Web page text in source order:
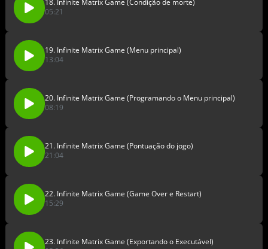
18. Infinite Matrix Game (Condição de morte)
05:21
19. Infinite Matrix Game (Menu principal)
13:04
20. Infinite Matrix Game (Programando o Menu principal)
08:19
21. Infinite Matrix Game (Pontuação do jogo)
21:04
22. Infinite Matrix Game (Game Over e Restart)
15:29
23. Infinite Matrix Game (Exportando o Executável)